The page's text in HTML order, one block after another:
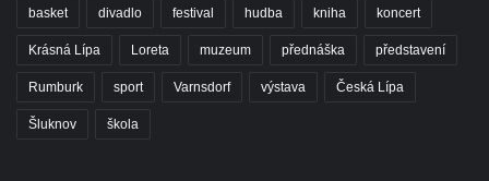
basket divadlo festival hudba kniha koncert
Krásná Lípa Loreta muzeum přednáška představení
Rumburk sport Varnsdorf výstava Česká Lípa
Šluknov škola